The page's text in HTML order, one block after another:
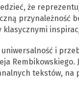
że
przynależność
i
tekstów, na